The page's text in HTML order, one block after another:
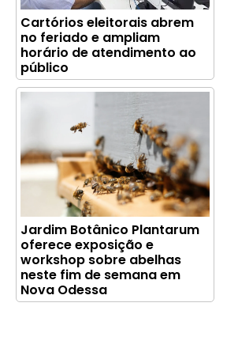
Cartórios eleitorais abrem
no feriado e ampliam
horário de atendimento ao
público
Jardim Botânico Plantarum
oferece exposição e
workshop sobre abelhas
neste fim de semana em
Nova Odessa